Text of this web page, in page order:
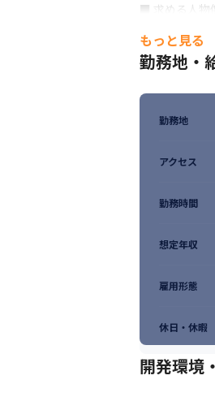
リモートワ
■ 求める人物
・目的思考で
・複雑な課題
もっと見る
勤務地・
勤務地
アクセス
勤務時間
想定年収
雇用形態
休日・休暇
開発環境